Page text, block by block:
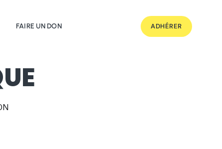
FAIRE UN DON ADHÉRER